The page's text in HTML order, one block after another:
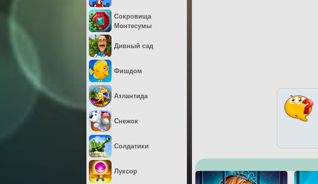
Сокровища
Монтесумы
Дивный сад
Фишдом
Атлантида
Снежок
Солдатики
Луксор